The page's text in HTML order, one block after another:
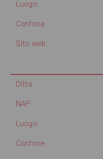
Luogo
Cantone
Sito web
Ditta
NAP
Luogo
Cantone